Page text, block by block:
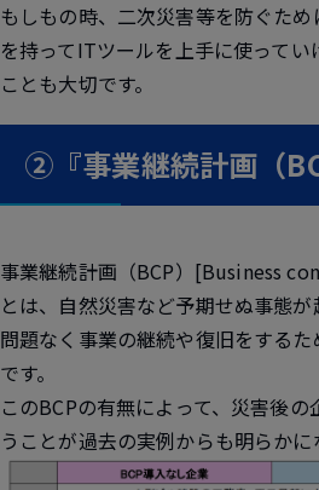
もしもの時、二次災害等を防ぐた
を持ってITツールを上手に使ってい
ことも大切です。
②『事業継続計画（
事業継続計画（BCP）[Business
とは、自然災害など予期せぬ事態が
問題なく事業の継続や復旧をする
です。
このBCPの有無によって、災害後
うことが過去の実例からも明らかに